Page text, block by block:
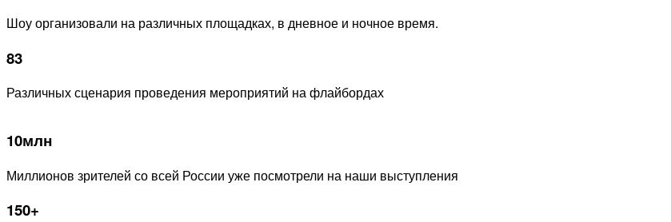
Шоу организовали на различных площадках, в дневное и ночное время.
83
Различных сценария проведения мероприятий на флайбордах
10млн
Миллионов зрителей со всей России уже посмотрели на наши выступления
150+